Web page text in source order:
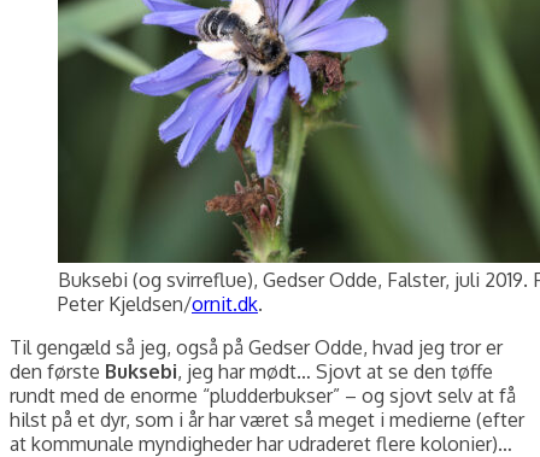
Buksebi (og svirreflue), Gedser Odde, Falster, juli 2019.
Peter Kjeldsen/ornit.dk.
Til gengæld så jeg, også på Gedser Odde, hvad jeg tror er
den første Buksebi, jeg har mødt… Sjovt at se den tøffe
rundt med de enorme “pludderbukser” – og sjovt selv at få
hilst på et dyr, som i år har været så meget i medierne (efter
at kommunale myndigheder har udraderet flere kolonier)…